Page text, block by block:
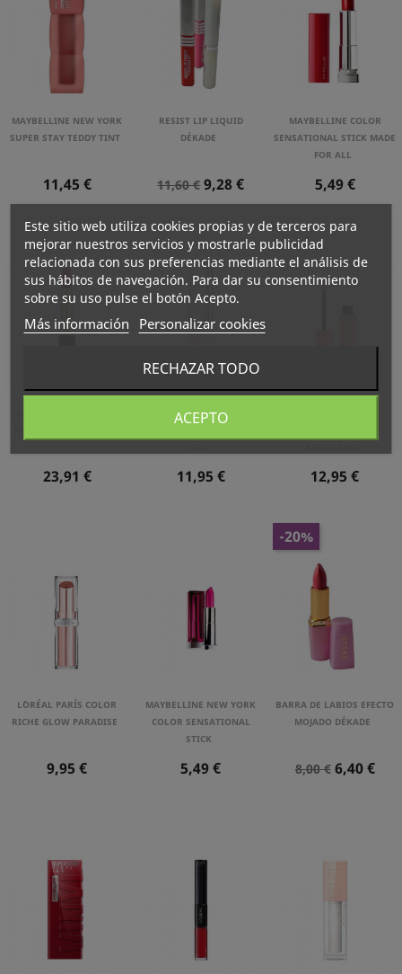
MAYBELLINE NEW YORK
SUPER STAY TEDDY TINT
Precio
11,45 €
RESIST LIP LIQUID
DÉKADE
Precio
Normal
11,60 €Precio
9,28 €
MAYBELLINE COLOR
SENSATIONAL STICK MADE
FOR ALL
Precio
5,49 €
Precio
23,91 €
L´ORÉAL PARÍS PLUMP
Precio
11,95 € Precio
12,95 €
L´ORÉAL PARÍS COLOR
RICHE GLOW PARADISE
Precio
9,95 €
MAYBELLINE NEW YORK
COLOR SENSATIONAL
STICK
Precio
5,49 €
BARRA DE LABIOS EFECTO
MOJADO DÉKADE
Precio
8,00 € Precio
6,40 €
-20%
Este sitio web utiliza cookies propias y de terceros para
mejorar nuestros servicios y mostrarle publicidad
relacionada con sus preferencias mediante el análisis de
sus hábitos de navegación. Para dar su consentimiento
sobre su uso pulse el botón Acepto.
Más información Personalizar cookies
RECHAZAR TODO
ACEPTO